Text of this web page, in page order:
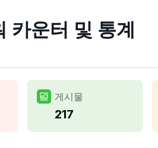
카운터 및 통계
게시물
217